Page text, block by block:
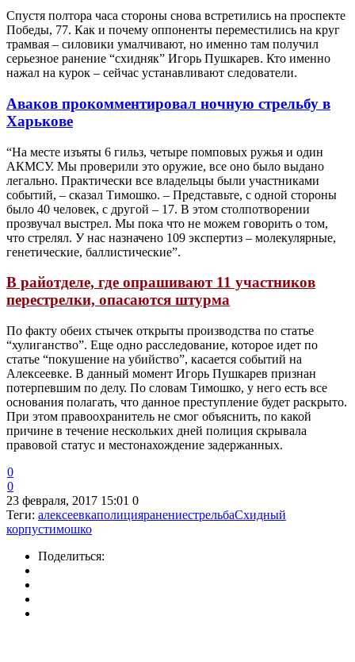
Спустя полтора часа стороны снова встретились на проспекте
Победы, 77. Как и почему оппоненты переместились на круг
трамвая – силовики умалчивают, но именно там получил
серьезное ранение “схидняк” Игорь Пушкарев. Кто именно
нажал на курок – сейчас устанавливают следователи.
Аваков прокомментировал ночную стрельбу в
Харькове
“На месте изъяты 6 гильз, четыре помповых ружья и один
АКМСУ. Мы проверили это оружие, все оно было выдано
легально. Практически все владельцы были участниками
событий, – сказал Тимошко. – Представьте, с одной стороны
было 40 человек, с другой – 17. В этом столпотворении
прозвучал выстрел. Мы пока что не можем говорить о том,
что стрелял. У нас назначено 109 экспертиз – молекулярные,
генетические, баллистические”.
В райотделе, где опрашивают 11 участников
перестрелки, опасаются штурма
По факту обеих стычек открыты производства по статье
“хулиганство”. Еще одно расследование, которое идет по
статье “покушение на убийство”, касается событий на
Алексеевке. В данный момент Игорь Пушкарев признан
потерпевшим по делу. По словам Тимошко, у него есть все
основания полагать, что данное преступление будет раскрыто.
При этом правоохранитель не смог объяснить, по какой
причине в течение нескольких дней полиция скрывала
правовой статус и местонахождение задержанных.
0
0
23 февраля, 2017 15:01 0
Теги: алексеевкаполицияранениестрельбаСхидный
корпустимошко
Поделиться: